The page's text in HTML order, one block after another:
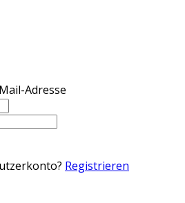
Adresse
Registrieren